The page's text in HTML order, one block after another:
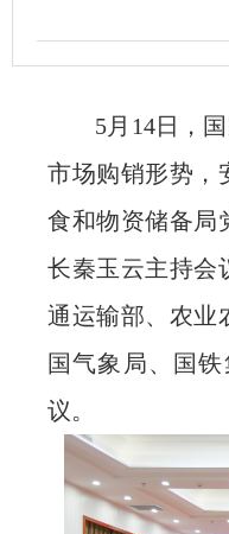
5月14日，
市场购销形势，
食和物资储备局
长秦玉云主持会
通运输部、农业
国气象局、国
议。